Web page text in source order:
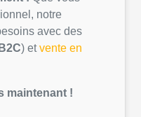
, notre
avec des
B2C) etvente en
maintenant !